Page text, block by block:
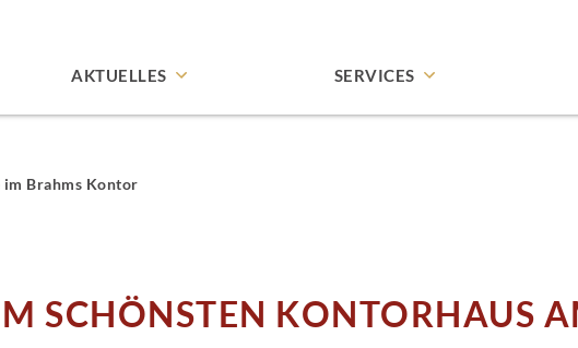
AKTUELLES
Presse
Termine
SERVICES
Brahms Kontor
SCHÖNSTEN KONTORHAUS